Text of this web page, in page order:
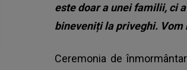
este doar a unei familii, ci
bineveniți la priveghi. Vom
Ceremonia de